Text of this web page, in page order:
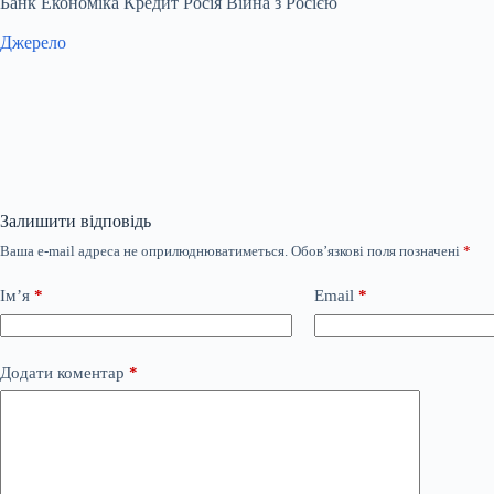
Джерело
Залишити відповідь
Ваша e-mail адреса не оприлюднюватиметься. Обов’язкові поля позначені *
Ім’я * Email *
Додати коментар *